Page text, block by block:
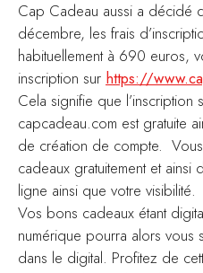
Cap Cadeau aussi a décidé
décembre, les frais
habituellement à 690 euros,
inscription sur https://
Cela signifie que l’inscription
capcadeau.com est gratuite
de création de compte.
cadeaux gratuitement et
ligne ainsi que votre visibilité.
Vos bons cadeaux étant
numérique pourra alors
dans le digital. Profitez de